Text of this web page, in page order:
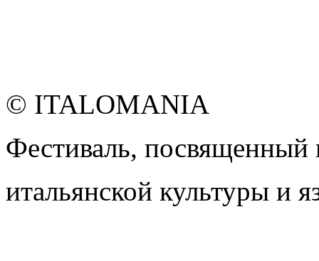
© ITALOMANIA
Фестиваль,
итальянской культуры и